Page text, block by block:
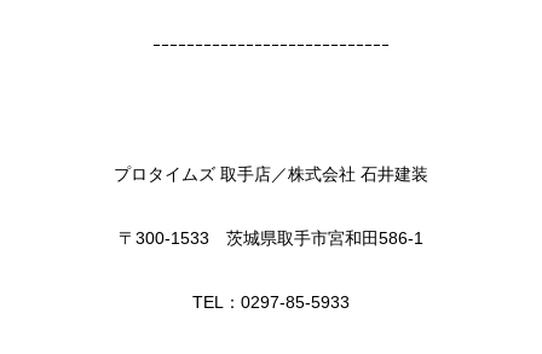
ｰｰｰｰｰｰｰｰｰｰｰｰｰｰｰｰｰｰｰｰｰｰｰｰｰｰｰｰ
プロタイムズ 取手店／株式会社 石井建装
〒300-1533 茨城県取手市宮和田586-1
TEL：0297-85-5933